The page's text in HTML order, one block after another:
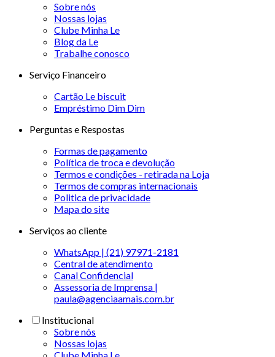
Sobre nós
Nossas lojas
Clube Minha Le
Blog da Le
Trabalhe conosco
Serviço Financeiro
Cartão Le biscuit
Empréstimo Dim Dim
Perguntas e Respostas
Formas de pagamento
Política de troca e devolução
Termos e condições - retirada na Loja
Termos de compras internacionais
Politica de privacidade
Mapa do site
Serviços ao cliente
WhatsApp | (21) 97971-2181
Central de atendimento
Canal Confidencial
Assessoria de Imprensa |
paula@agenciaamais.com.br
Institucional
Sobre nós
Nossas lojas